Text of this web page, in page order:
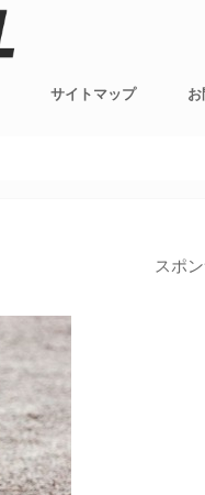
サイトマップ
スポ